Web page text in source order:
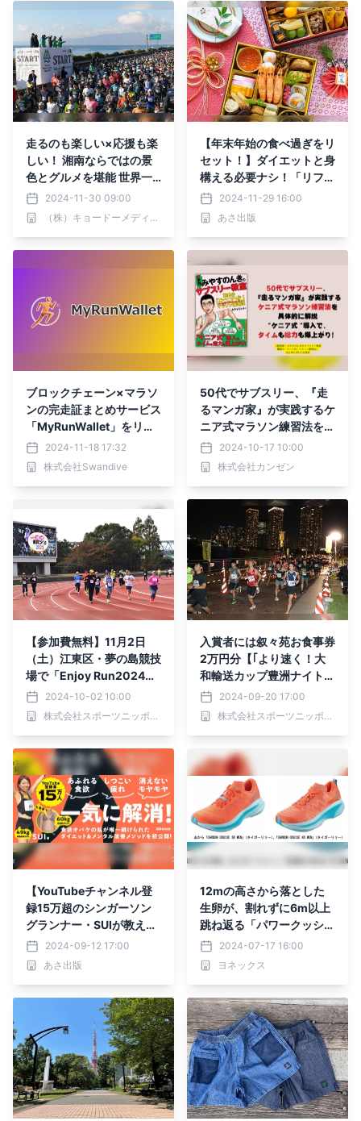
走るのも楽しい×応援も楽
しい！ 湘南ならではの景
色とグルメを堪能 世界一
快適な大会を目指して
「第19回湘南国際マラソ
ン」 いよいよ今週末開
2024-11-30 09:00
（株）キョードーメディアス
【年末年始の食べ過ぎをリ
セット！】ダイエットと身
構える必要ナシ！「リフレ
ッシュがてら」ダイエット
2024-11-29 16:00
あさ出版
ブロックチェーン×マラソ
ンの完走証まとめサービス
「MyRunWallet」をリリ
ースしました
2024-11-18 17:32
株式会社Swandive
50代でサブスリー、『走
るマンガ家』が実践するケ
ニア式マラソン練習法を具
体的に解説『超実践！ み
やすのんきのサブスリー教
室』が10月15日に発売
2024-10-17 10:00
株式会社カンゼン
【参加費無料】11月2日
（土）江東区・夢の島競技
場で「Enjoy Run2024」
参加者募集中
2024-10-02 10:00
株式会社スポーツニッポン新聞社
入賞者には叙々苑お食事券
2万円分【｢より速く！大
和輸送カップ豊洲ナイトラ
ン｣参加者募集中】
2024-09-20 17:00
株式会社スポーツニッポン新聞社
【YouTubeチャンネル登
録15万超のシンガーソン
グランナー・SUIが教え
る】『10分で心と体が変
わる ズルいランニング』
2024年9月26日刊行
2024-09-12 17:00
あさ出版
12mの高さから落とした
生卵が、割れずに6m以上
跳ね返る「パワークッショ
ン®プラス」搭載 新カー
ボンで跳ね進む「CARBO
N CRUISE SR」 厚底ク
RBON CRUISE XR」 20
24年8月上旬より発売
2024-07-17 16:00
ヨネックス